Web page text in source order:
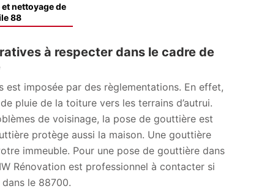
nettoyage de
88
à respecter dans le cadre de
est imposée par des règlementations. En effet,
pluie de la toiture vers les terrains d’autrui.
de voisinage, la pose de gouttière est
protège aussi la maison. Une gouttière
immeuble. Pour une pose de gouttière dans
Rénovation est professionnel à contacter si
le 88700.